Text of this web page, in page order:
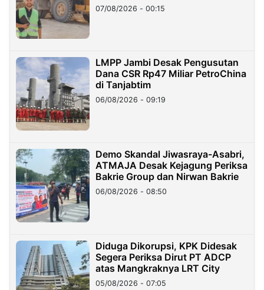
07/08/2026 - 00:15
LMPP Jambi Desak Pengusutan
Dana CSR Rp47 Miliar PetroChina
di Tanjabtim
06/08/2026 - 09:19
Demo Skandal Jiwasraya-Asabri,
ATMAJA Desak Kejagung Periksa
Bakrie Group dan Nirwan Bakrie
06/08/2026 - 08:50
Diduga Dikorupsi, KPK Didesak
Segera Periksa Dirut PT ADCP
atas Mangkraknya LRT City
05/08/2026 - 07:05